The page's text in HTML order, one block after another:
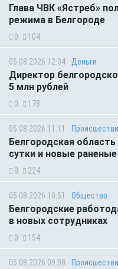
Глава ЧВК «Ястреб»
режима в Белгороде
0 104
05.08.2026 12:34 Деньги
Директор
5 млн рублей
0 178
05.08.2026 11:11
Белгородская
сутки и новые раненые
0 224
05.08.2026 10:51 Общество
Белгородские
в новых сотрудниках
0 154
05.08.2026 09:08